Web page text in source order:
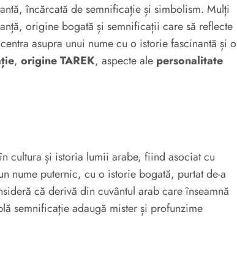
încărcată de semnificație și simbolism. Mulți
origine bogată și semnificații care să reflecte
asupra unui nume cu o istorie fascinantă și o
, origine TAREK, aspecte ale personalitate
cultura și istoria lumii arabe, fiind asociat cu
nume puternic, cu o istorie bogată, purtat de-a
că derivă din cuvântul arab care înseamnă
semnificație adaugă mister și profunzime